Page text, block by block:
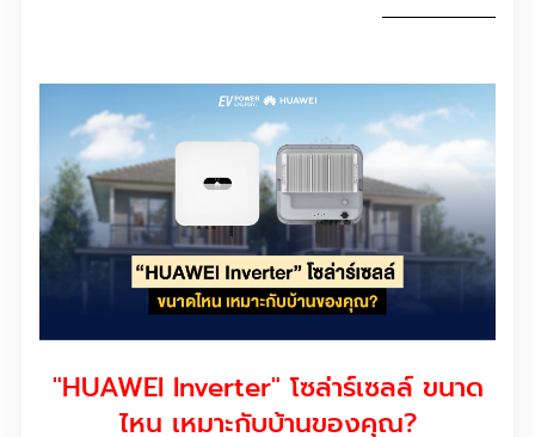
"HUAWEI Inverter" โซล่าร์เซลล์ ขนาด
ไหน เหมาะกับบ้านของคุณ?